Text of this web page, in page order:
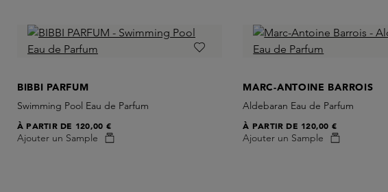
BIBBI PARFUM
Swimming Pool Eau de Parfum
Ajouter un Sample
À PARTIR DE 120,00 €
MARC-ANTOINE BARROIS
Aldebaran Eau de Parfum
Ajouter un Sample
À PARTIR DE 120,00 €